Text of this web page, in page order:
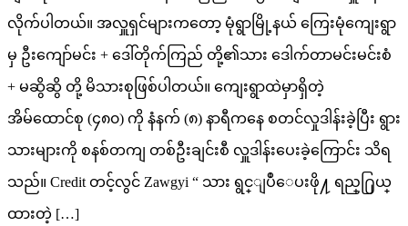
လိုက်ပါတယ်။ အလှူရှင်များကတော့ မုံရွာမြို့နယ် ကြေးမုံကျေးရွာ
မှ ဦးကျော်မင်း + ဒေါ်တိုက်ကြည် တို့၏သား ဒေါက်တာမင်းမင်းစံ
+ မဆွိဆွိ တို့ မိသားစုဖြစ်ပါတယ်။ ကျေးရွာထဲမှာရှိတဲ့
အိမ်ထောင်စု (၄၈၀) ကို နံနက် (၈) နာရီကနေ စတင်လှုဒါန်းခဲ့ပြီး ရွား
သားများကို စနစ်တကျ တစ်ဦးချင်းစီ လှူဒါန်းပေးခဲ့ကြောင်း သိရ
သည်။ Credit တင့်လွင် Zawgyi “ သား ရွင္ျပဳေပးဖို႔ ရည္႐ြယ္
ထားတဲ့ […]